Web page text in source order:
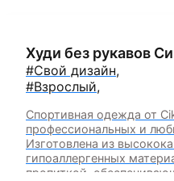
Худи без рукавов
#Свой дизайн,
#Взрослый,
Спортивная одежда от
профессиональных и
Изготовлена из
гипоаллергенных
пропиткой,